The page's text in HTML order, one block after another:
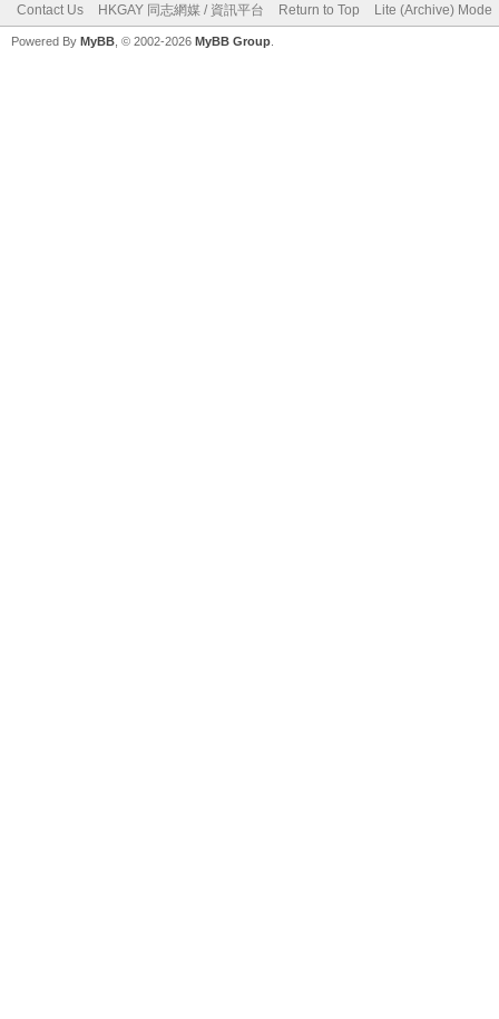
Contact Us HKGAY 同志網媒 / 資訊平台 Return to Top Lite (Archive) Mode
Powered By MyBB , © 2002-2026 MyBB Group